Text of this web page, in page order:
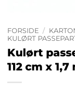
FORSIDE /
KULØRT
Kulørt
112 cm x 1,7